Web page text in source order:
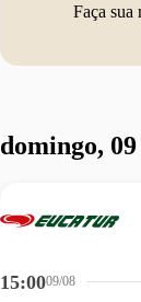
Faça sua
domingo, 09
15:0009/08